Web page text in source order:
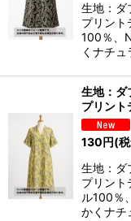
生地：ダ
プリント
100％、
くナチ
生地：ダ
プリント
130円(
生地：ダ
プリント
ル100％
かくナ